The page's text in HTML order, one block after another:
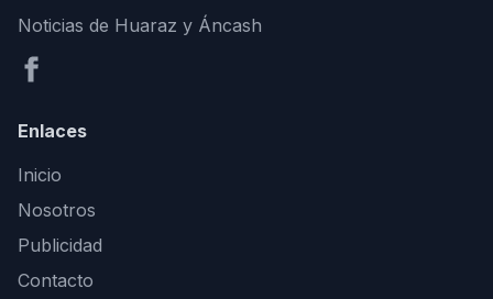
Noticias de Huaraz y Áncash
Enlaces
Inicio
Nosotros
Publicidad
Contacto